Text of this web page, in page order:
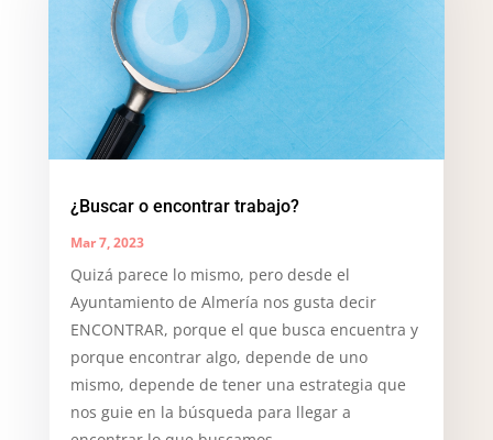
¿Buscar o encontrar trabajo?
Mar 7, 2023
Quizá parece lo mismo, pero desde el
Ayuntamiento de Almería nos gusta decir
ENCONTRAR, porque el que busca encuentra y
porque encontrar algo, depende de uno
mismo, depende de tener una estrategia que
nos guie en la búsqueda para llegar a